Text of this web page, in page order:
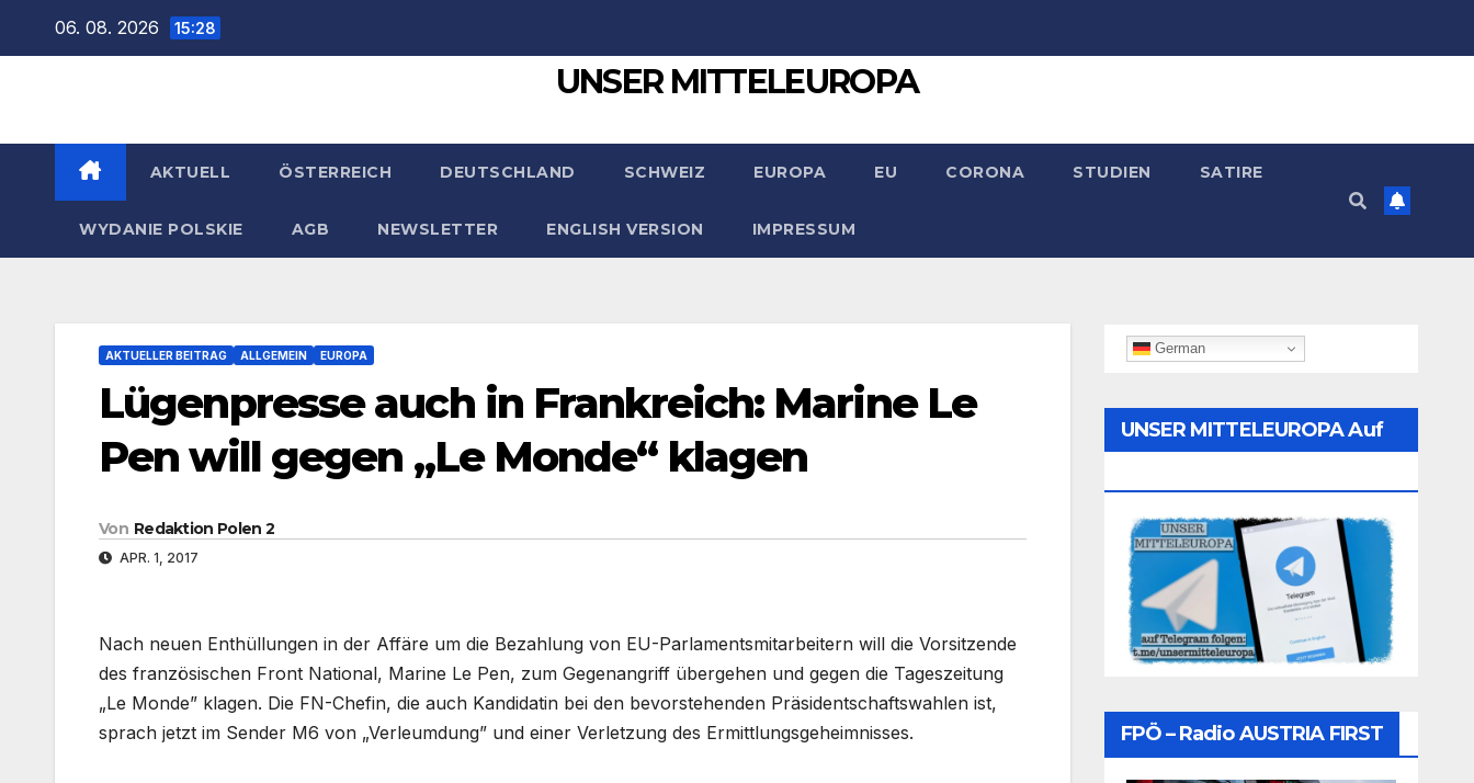
06. 08. 2026 15:28
UNSER MITTELEUROPA
AKTUELL ÖSTERREICH DEUTSCHLAND SCHWEIZ EUROPA EU CORONA STUDIEN SATIRE
WYDANIE POLSKIE AGB NEWSLETTER ENGLISH VERSION IMPRESSUM
AKTUELLER BEITRAG ALLGEMEIN EUROPA
Lügenpresse auch in Frankreich: Marine Le
Pen will gegen „Le Monde“ klagen
Von Redaktion Polen 2
APR. 1, 2017
Nach neuen Enthüllungen in der Affäre um die Bezahlung von EU-Parlamentsmitarbeitern will die Vorsitzende
des französischen Front National, Marine Le Pen, zum Gegenangriff übergehen und gegen die Tageszeitung
„Le Monde” klagen. Die FN-Chefin, die auch Kandidatin bei den bevorstehenden Präsidentschaftswahlen ist,
sprach jetzt im Sender M6 von „Verleumdung” und einer Verletzung des Ermittlungsgeheimnisses.
German
UNSER MITTELEUROPA Auf
FPÖ – Radio AUSTRIA FIRST